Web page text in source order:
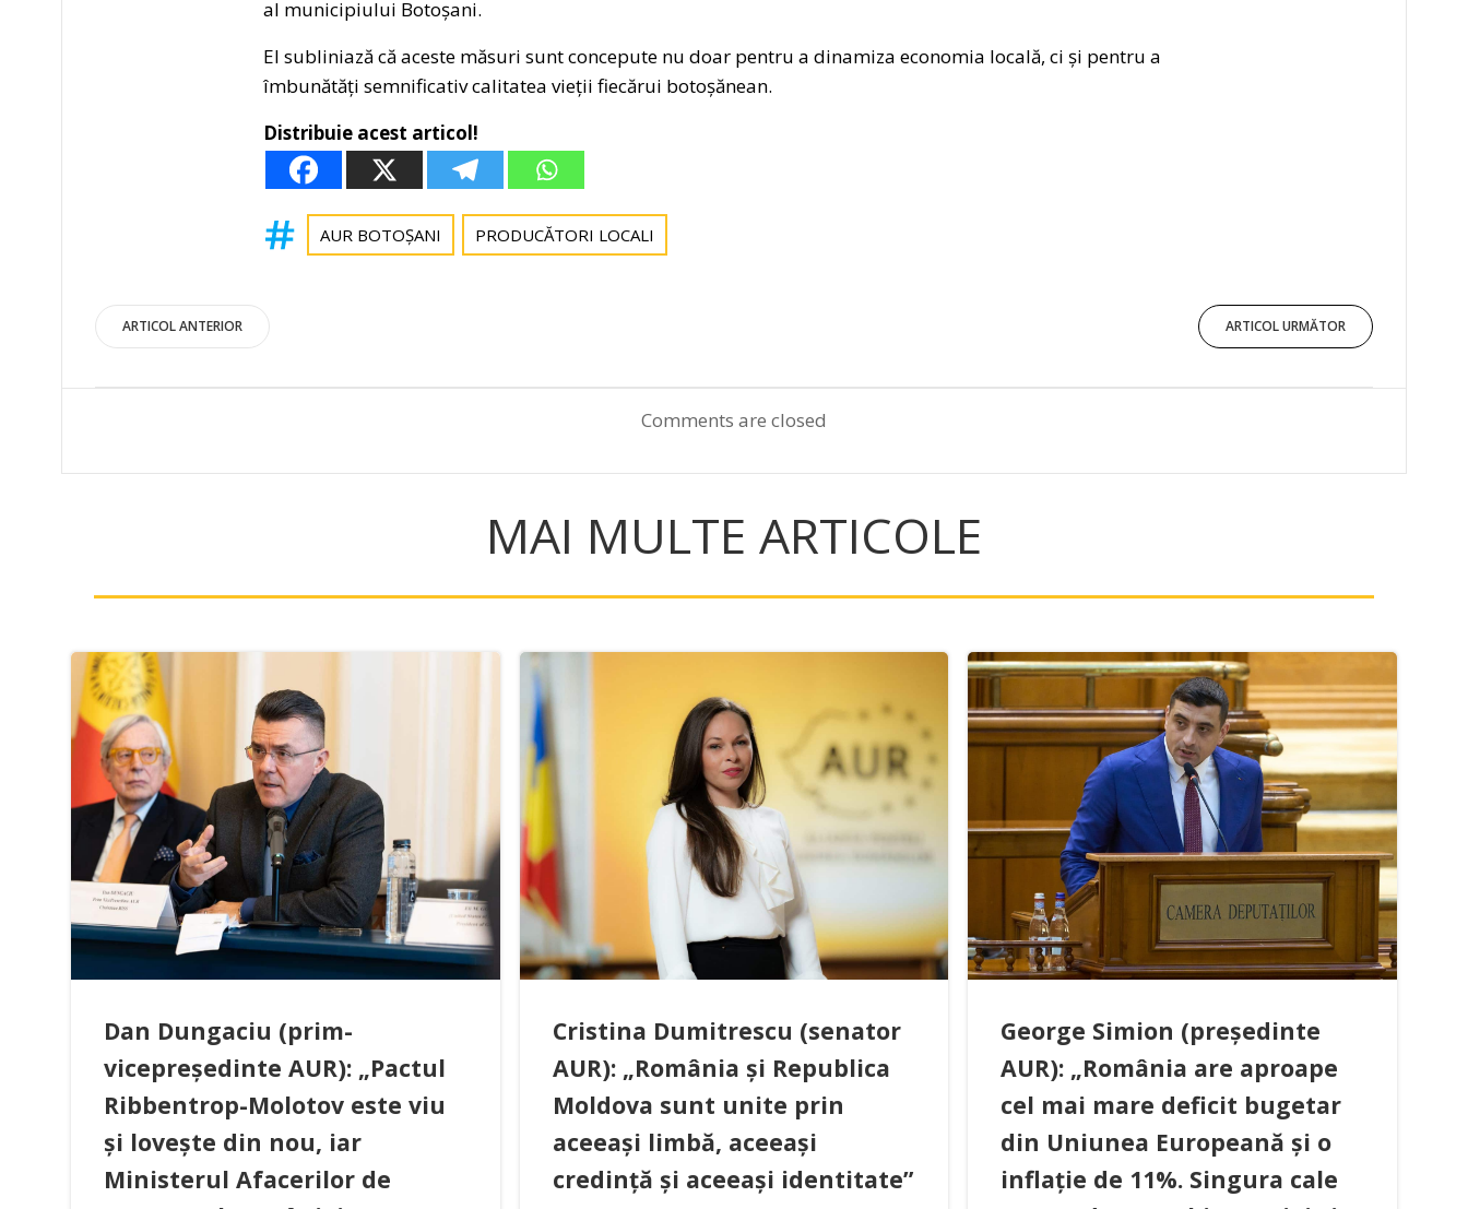
al municipiului Botoșani.
El subliniază că aceste măsuri sunt concepute nu doar pentru a dinamiza economia locală, ci și pentru a
îmbunătăți semnificativ calitatea vieții fiecărui botoșănean.
Distribuie acest articol!
AUR BOTOȘANI PRODUCĂTORI LOCALI
Post
navigation
ARTICOL ANTERIOR
navigation
ARTICOL URMĂTOR
Comments are closed
MAI MULTE ARTICOLE
Dan Dungaciu (prim-
vicepreședinte AUR): „Pactul
Ribbentrop-Molotov este viu
și lovește din nou, iar
Ministerul Afacerilor de
Cristina Dumitrescu (senator
AUR): „România și Republica
Moldova sunt unite prin
aceeași limbă, aceeași
credință și aceeași identitate”
George Simion (președinte
AUR): „România are aproape
cel mai mare deficit bugetar
din Uniunea Europeană și o
inflație de 11%. Singura cale